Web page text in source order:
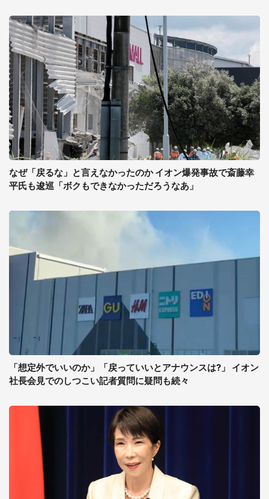
なぜ「戻るな」と言えなかったのか イオン爆発事故で斎藤幸
平氏も逡巡「ボクもできなかっただろうなあ」
「想定外でいいのか」「戻っていいとアナウンスは?」 イオン
社長会見でのしつこい記者質問に疑問も続々